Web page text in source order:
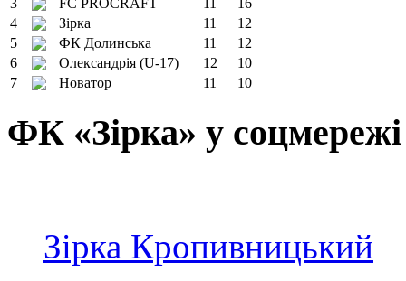
3
FC PROCRAFT 11
16
4
Зірка 11
12
5
ФК Долинська 11
12
6
Олександрія (U-17) 12
10
7
Новатор 11 10
ФК «Зірка» у
Зірка Кропивницький